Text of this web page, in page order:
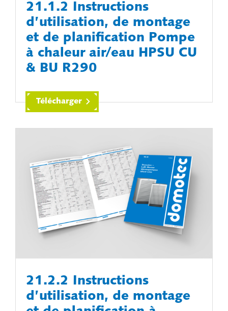
21.1.2 Instructions
d’utilisation, de montage
et de planification Pompe
à chaleur air/eau HPSU CU
& BU R290
Télécharger
21.2.2 Instructions
d’utilisation, de montage